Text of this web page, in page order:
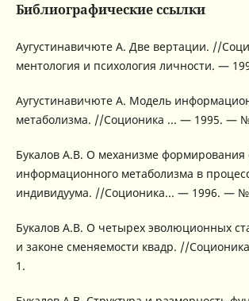
Библиографические ссылки
Аугустинавичюте А. Две вертации. //
ментология и психология личности. —
Аугустинавичюте А. Модель
метаболизма. //Соционика ... — 1995. —
Букалов А.В. О механизме формирования
информационного метаболизма в
индивидуума. //Соционика... — 1996. —
Букалов А.В. О четырех эволюционных
и законе сменяемости квадр. //
1.